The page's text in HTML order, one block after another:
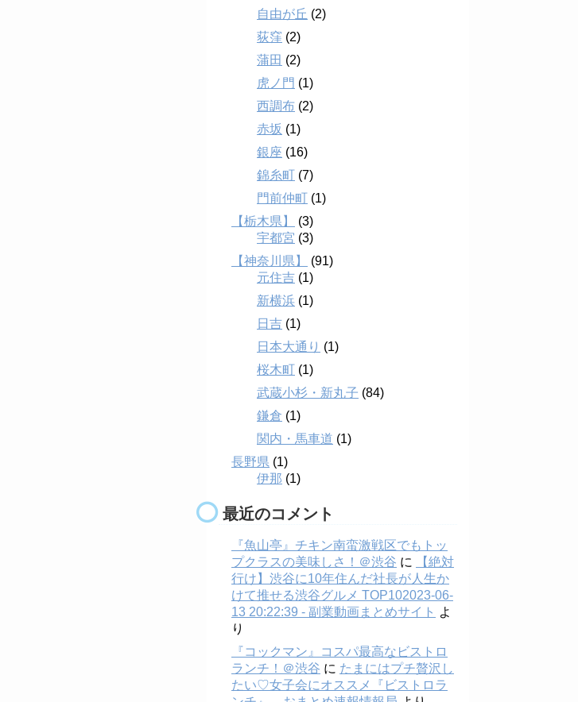
自由が丘 (2)
荻窪 (2)
蒲田 (2)
虎ノ門 (1)
西調布 (2)
赤坂 (1)
銀座 (16)
錦糸町 (7)
門前仲町 (1)
【栃木県】
(3)
宇都宮 (3)
【神奈川県】
(91)
元住吉 (1)
新横浜 (1)
日吉 (1)
日本大通り (1)
桜木町 (1)
武蔵小杉・新丸子 (84)
鎌倉 (1)
関内・馬車道 (1)
長野県 (1)
伊那 (1)
最近のコメント
『魚山亭』チキン南蛮激戦区でもトッ
プクラスの美味しさ！＠渋谷 に
【絶対
行け】渋谷に10年住んだ社長が人生か
けて推せる渋谷グルメ TOP102023-06-
13 20:22:39 - 副業動画まとめサイト よ
り
『コックマン』コスパ最高なビストロ
ランチ！＠渋谷 に たまにはプチ贅沢し
たい♡女子会にオススメ『ビストロラ